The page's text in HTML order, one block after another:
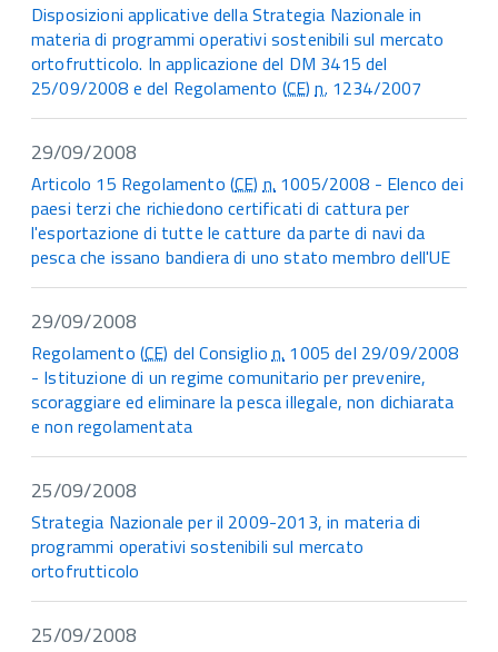
Disposizioni applicative della Strategia Nazionale in
materia di programmi operativi sostenibili sul mercato
ortofrutticolo. In applicazione del DM 3415 del
25/09/2008 e del Regolamento (CE)n. 1234/2007
29/09/2008
Articolo 15 Regolamento (CE)n. 1005/2008 - Elenco dei
paesi terzi che richiedono certificati di cattura per
l'esportazione di tutte le catture da parte di navi da
pesca che issano bandiera di uno stato membro dell'UE
29/09/2008
Regolamento (CE) del Consiglion. 1005 del 29/09/2008
- Istituzione di un regime comunitario per prevenire,
scoraggiare ed eliminare la pesca illegale, non dichiarata
e non regolamentata
25/09/2008
Strategia Nazionale per il 2009-2013, in materia di
programmi operativi sostenibili sul mercato
ortofrutticolo
25/09/2008